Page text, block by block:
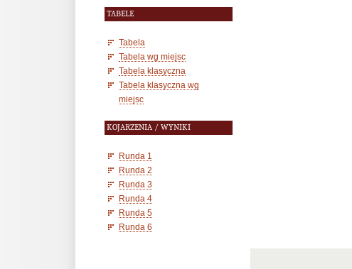
TABELE
Tabela
Tabela wg miejsc
Tabela klasyczna
Tabela klasyczna wg
miejsc
KOJARZENIA / WYNIKI
Runda 1
Runda 2
Runda 3
Runda 4
Runda 5
Runda 6